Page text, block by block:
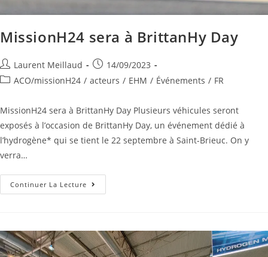
MissionH24 sera à BrittanHy Day
Laurent Meillaud
14/09/2023
ACO/missionH24 / acteurs / EHM / Événements / FR
MissionH24 sera à BrittanHy Day Plusieurs véhicules seront
exposés à l’occasion de BrittanHy Day, un événement dédié à
l’hydrogène* qui se tient le 22 septembre à Saint-Brieuc. On y
verra…
Continuer La Lecture